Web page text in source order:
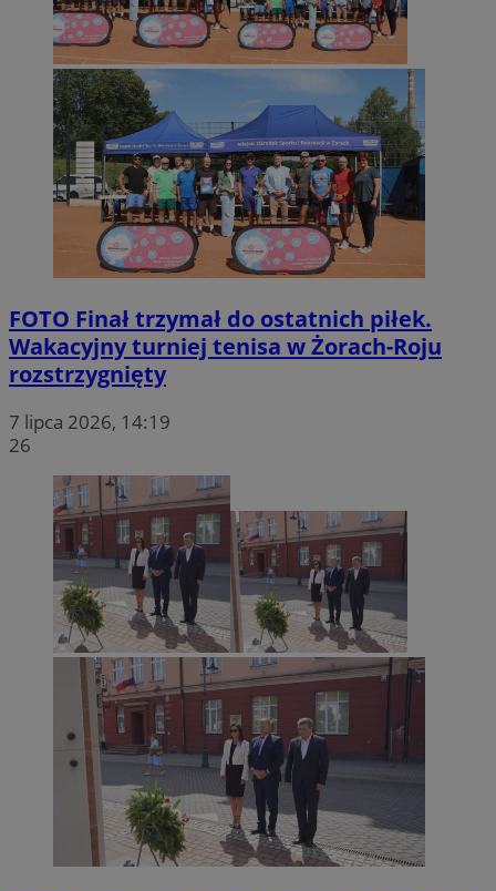
FOTO Finał trzymał do ostatnich piłek.
Wakacyjny turniej tenisa w Żorach-Roju
rozstrzygnięty
7 lipca 2026, 14:19
26